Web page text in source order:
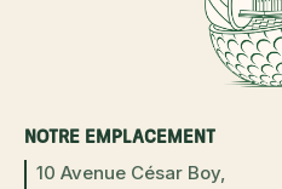
NOTRE EMPLACEMENT
10 Avenue César Boy,